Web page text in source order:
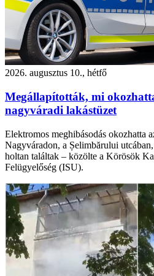
2026. augusztus 10., hétfő
Megállapították, mi
nagyváradi lakástüzet
Elektromos meghibásodás okozhatta
Nagyváradon, a Șelimbărului
holtan találtak – közölte a Körösök
Felügyelőség (ISU).